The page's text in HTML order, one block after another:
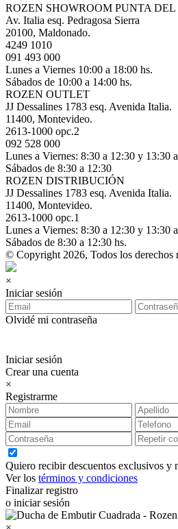
ROZEN SHOWROOM PUNTA DEL
Av. Italia esq. Pedragosa Sierra
20100, Maldonado.
4249 1010
091 493 000
Lunes a Viernes 10:00 a 18:00 hs.
Sábados de 10:00 a 14:00 hs.
ROZEN OUTLET
JJ Dessalines 1783 esq. Avenida Italia.
11400, Montevideo.
2613-1000 opc.2
092 528 000
Lunes a Viernes: 8:30 a 12:30 y 13:30
Sábados de 8:30 a 12:30
ROZEN DISTRIBUCIÓN
JJ Dessalines 1783 esq. Avenida Italia.
11400, Montevideo.
2613-1000 opc.1
Lunes a Viernes: 8:30 a 12:30 y 13:30
Sábados de 8:30 a 12:30 hs.
© Copyright 2026, Todos los derechos
×
Iniciar sesión
Olvidé mi contraseña
Iniciar sesión
Crear una cuenta
×
Registrarme
Quiero recibir descuentos exclusivos y
Ver los términos y condiciones
Finalizar registro
o iniciar sesión